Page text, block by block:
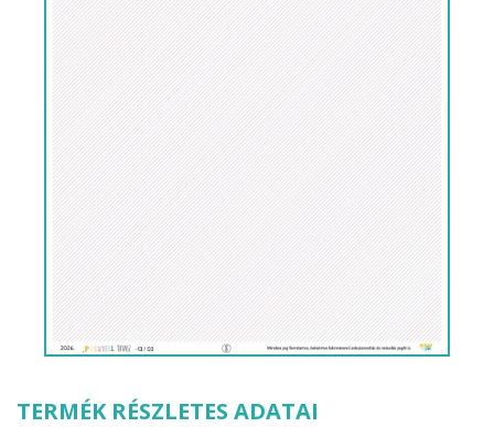
TERMÉK RÉSZLETES ADATAI